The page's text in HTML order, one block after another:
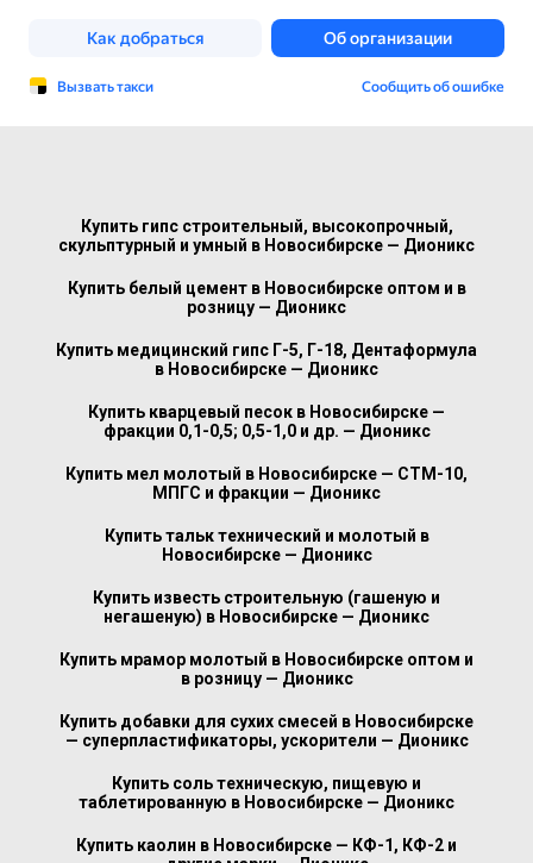
Купить гипс строительный, высокопрочный,
скульптурный и умный в Новосибирске — Дионикс
Купить белый цемент в Новосибирске оптом и в
розницу — Дионикс
Купить медицинский гипс Г-5, Г-18, Дентаформула
в Новосибирске — Дионикс
Купить кварцевый песок в Новосибирске —
фракции 0,1-0,5; 0,5-1,0 и др. — Дионикс
Купить мел молотый в Новосибирске — СТМ-10,
МПГС и фракции — Дионикс
Купить тальк технический и молотый в
Новосибирске — Дионикс
Купить известь строительную (гашеную и
негашеную) в Новосибирске — Дионикс
Купить мрамор молотый в Новосибирске оптом и
в розницу — Дионикс
Купить добавки для сухих смесей в Новосибирске
— суперпластификаторы, ускорители — Дионикс
Купить соль техническую, пищевую и
таблетированную в Новосибирске — Дионикс
Купить каолин в Новосибирске — КФ-1, КФ-2 и